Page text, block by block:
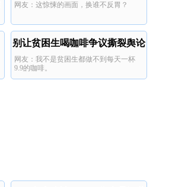
网友：这惊悚的画面，换谁不反胃？
别让贫困生喝咖啡争议撕裂舆论
网友：我不是贫困生都做不到每天一杯
9.9的咖啡。